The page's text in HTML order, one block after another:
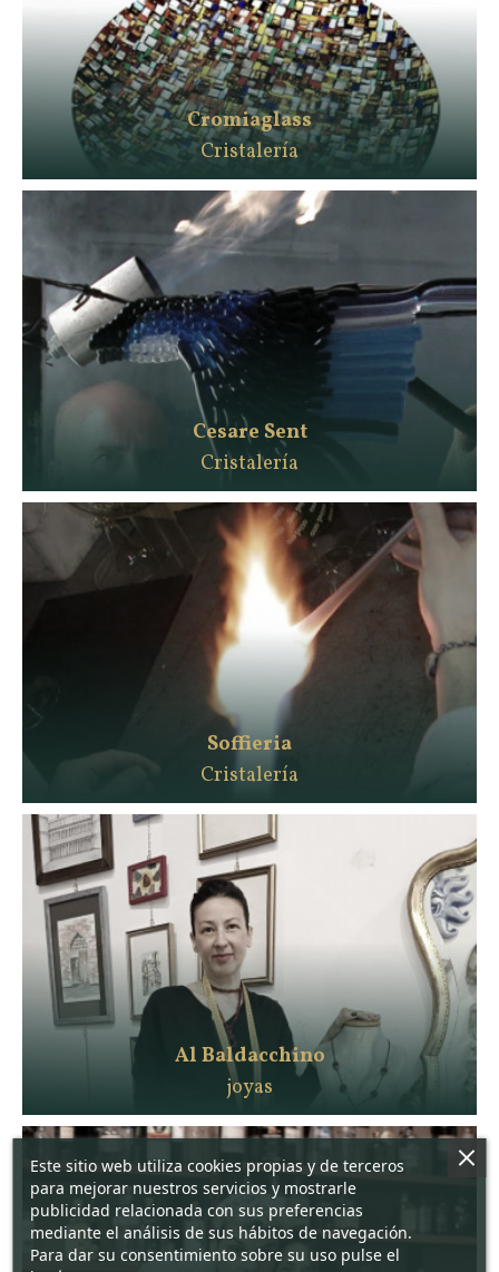
Cromiaglass
Cristalería
Cesare Sent
Cristalería
Soffieria
Cristalería
Al Baldacchino
joyas
Este sitio web utiliza cookies propias y de terceros
para mejorar nuestros servicios y mostrarle
publicidad relacionada con sus preferencias
mediante el análisis de sus hábitos de navegación.
Para dar su consentimiento sobre su uso pulse el